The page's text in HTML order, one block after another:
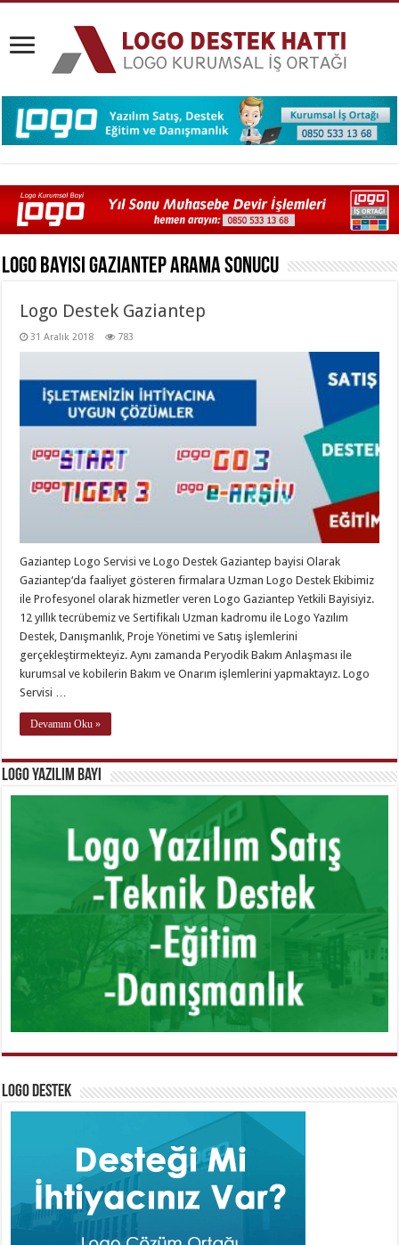
Logo Bayisi GaziantepArama Sonucu
Logo Destek Gaziantep
31 Aralık 2018 783
Gaziantep Logo Servisi ve Logo Destek Gaziantep bayisi Olarak
Gaziantep‘da faaliyet gösteren firmalara Uzman Logo Destek Ekibimiz
ile Profesyonel olarak hizmetler veren Logo Gaziantep Yetkili Bayisiyiz.
12 yıllık tecrübemiz ve Sertifikalı Uzman kadromu ile Logo Yazılım
Destek, Danışmanlık, Proje Yönetimi ve Satış işlemlerini
gerçekleştirmekteyiz. Aynı zamanda Peryodik Bakım Anlaşması ile
kurumsal ve kobilerin Bakım ve Onarım işlemlerini yapmaktayız. Logo
Servisi …
Devamını Oku »
Logo Yazılım Bayi
Logo Destek